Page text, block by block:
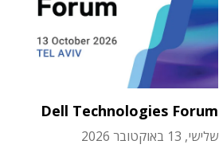
Dell Technologies Forum
שלישי, 13 באוקטובר 2026